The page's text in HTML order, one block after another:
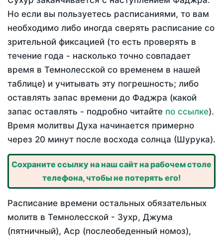
Но если вы пользуетесь расписаниями, то вам
необходимо либо иногда сверять расписание со
зрительной фиксацией (то есть проверять в
течение года - насколько точно совпадает
время в Темнолесской со временем в нашей
таблице) и учитывать эту погрешность; либо
оставлять запас времени до Фаджра (какой
запас оставлять - подробно читайте по ссылке).
Время молитвы Духа начинается примерно
через 20 минут после восхода солнца (Шурука).
Сохраните ссылку на наш сайт на рабочем столе
телефона, чтобы не потерять его!
Расписание времени остальных обязательных
молитв в Темнолесской - Зухр, Джума
(пятничный), Аср (послеобеденный номоз),